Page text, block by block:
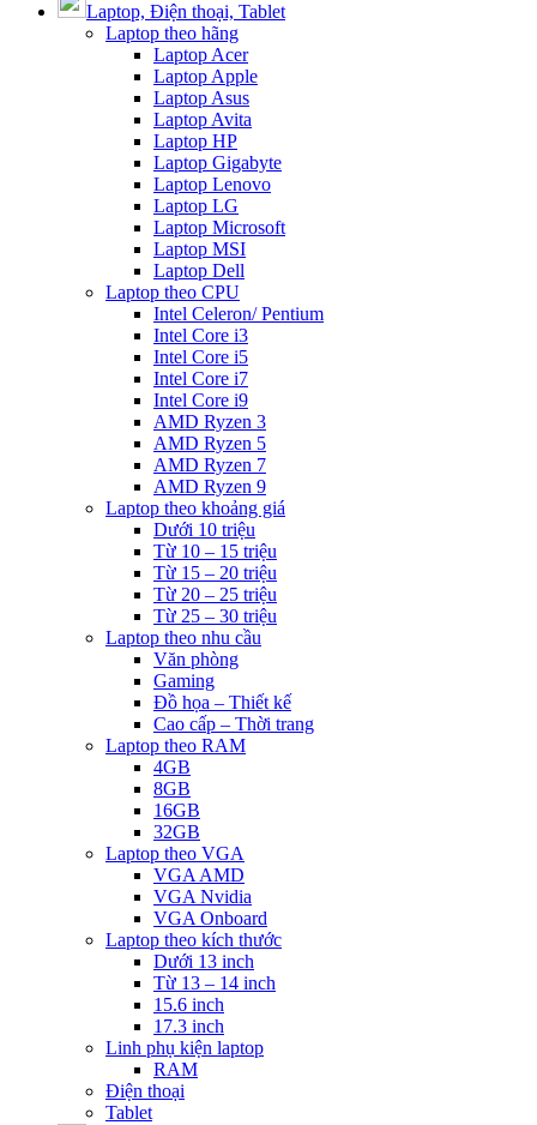
Laptop, Điện thoại, Tablet
Laptop theo hãng
Laptop Acer
Laptop Apple
Laptop Asus
Laptop Avita
Laptop HP
Laptop Gigabyte
Laptop Lenovo
Laptop LG
Laptop Microsoft
Laptop MSI
Laptop Dell
Laptop theo CPU
Intel Celeron/ Pentium
Intel Core i3
Intel Core i5
Intel Core i7
Intel Core i9
AMD Ryzen 3
AMD Ryzen 5
AMD Ryzen 7
AMD Ryzen 9
Laptop theo khoảng giá
Dưới 10 triệu
Từ 10 – 15 triệu
Từ 15 – 20 triệu
Từ 20 – 25 triệu
Từ 25 – 30 triệu
Laptop theo nhu cầu
Văn phòng
Gaming
Đồ họa – Thiết kế
Cao cấp – Thời trang
Laptop theo RAM
4GB
8GB
16GB
32GB
Laptop theo VGA
VGA AMD
VGA Nvidia
VGA Onboard
Laptop theo kích thước
Dưới 13 inch
Từ 13 – 14 inch
15.6 inch
17.3 inch
Linh phụ kiện laptop
RAM
Điện thoại
Tablet